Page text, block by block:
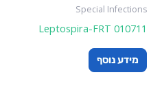
Special Infections
Leptospira-FRT 010711
מידע נוסף